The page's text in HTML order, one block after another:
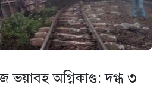
ভয়াবহ অগ্নিকাণ্ড: দগ্ধ ৩